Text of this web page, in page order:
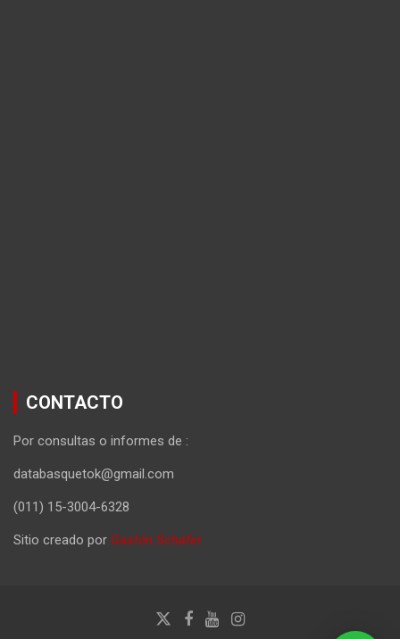
CONTACTO
Por consultas o informes de :
databasquetok@gmail.com
(011) 15-3004-6328
Sitio creado por Gastón Schafer